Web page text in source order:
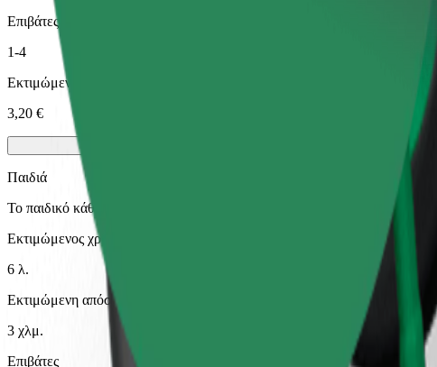
Επιβάτες
1-4
Εκτιμώμενη τιμή
3,20 €
Παιδιά
Το παιδικό κάθισμα με ιμάντες διασφαλίζει ασφαλή διαδρομή για
Εκτιμώμενος χρόνος μετακίνησης
6 λ.
Εκτιμώμενη απόσταση
3 χλμ.
Επιβάτες